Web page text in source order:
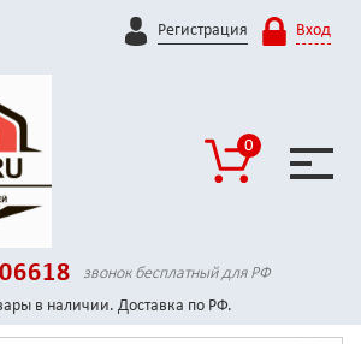
Регистрация Вход
0
звонок бесплатный для РФ
в наличии. Доставка по РФ.